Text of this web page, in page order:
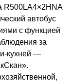
R500LA4×2HNA
автобус
с функцией
за
кухней —